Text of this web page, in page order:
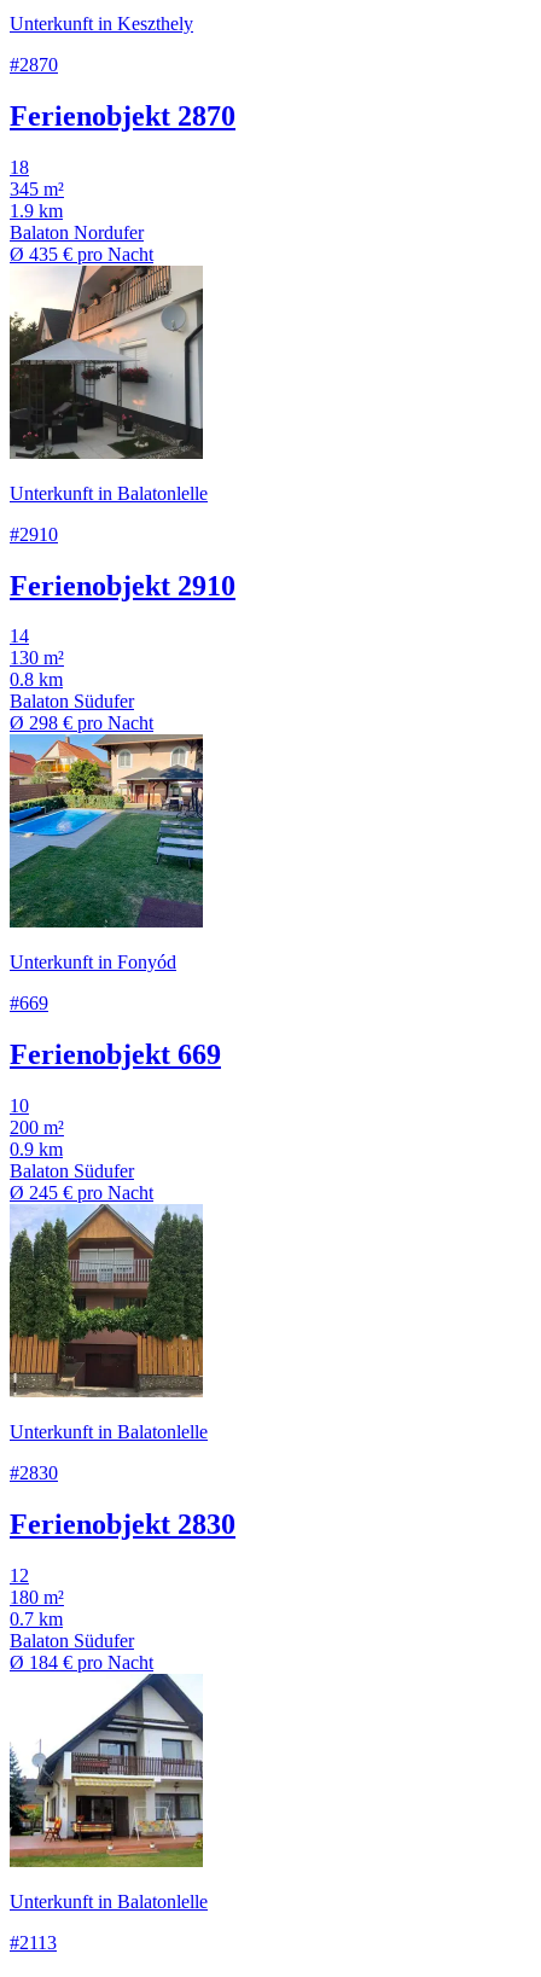
Unterkunft in Keszthely
#2870
Ferienobjekt 2870
18
345 m²
1.9 km
Balaton Nordufer
Ø 435 € pro Nacht
Unterkunft in Balatonlelle
#2910
Ferienobjekt 2910
14
130 m²
0.8 km
Balaton Südufer
Ø 298 € pro Nacht
Unterkunft in Fonyód
#669
Ferienobjekt 669
10
200 m²
0.9 km
Balaton Südufer
Ø 245 € pro Nacht
Unterkunft in Balatonlelle
#2830
Ferienobjekt 2830
12
180 m²
0.7 km
Balaton Südufer
Ø 184 € pro Nacht
Unterkunft in Balatonlelle
#2113